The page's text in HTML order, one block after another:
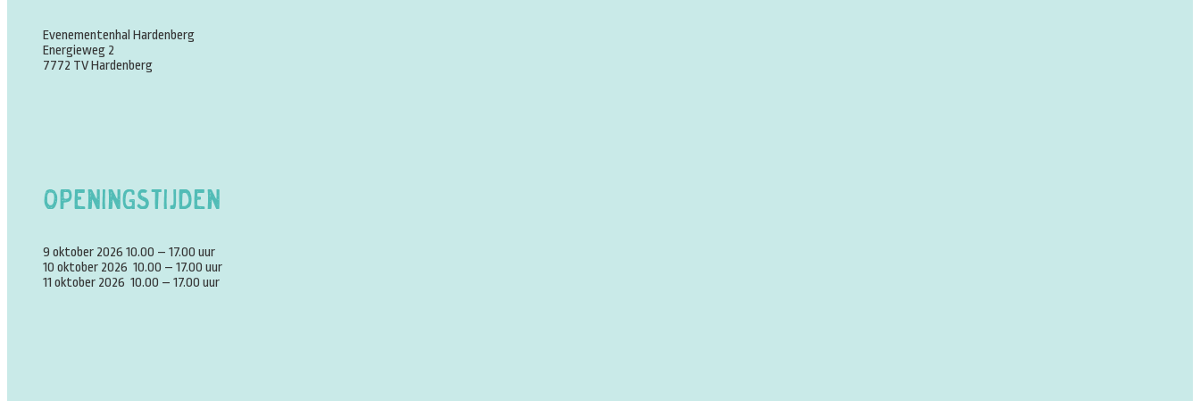
Evenementenhal Hardenberg
Energieweg 2
7772 TV Hardenberg
Openingstijden
9 oktober 2026 10.00 – 17.00 uur
10 oktober 2026 10.00 – 17.00 uur
11 oktober 2026 10.00 – 17.00 uur